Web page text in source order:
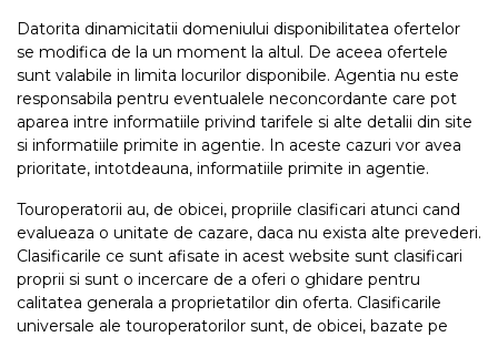
Datorita dinamicitatii domeniului disponibilitatea ofertelor
se modifica de la un moment la altul. De aceea ofertele
sunt valabile in limita locurilor disponibile. Agentia nu este
responsabila pentru eventualele neconcordante care pot
aparea intre informatiile privind tarifele si alte detalii din site
si informatiile primite in agentie. In aceste cazuri vor avea
prioritate, intotdeauna, informatiile primite in agentie.
Touroperatorii au, de obicei, propriile clasificari atunci cand
evalueaza o unitate de cazare, daca nu exista alte prevederi.
Clasificarile ce sunt afisate in acest website sunt clasificari
proprii si sunt o incercare de a oferi o ghidare pentru
calitatea generala a proprietatilor din oferta. Clasificarile
universale ale touroperatorilor sunt, de obicei, bazate pe